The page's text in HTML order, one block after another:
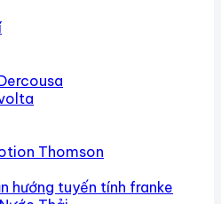
Thomson
hướng tuyến tính franke